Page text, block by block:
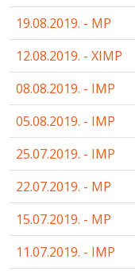
19.08.2019. - MP
12.08.2019. - XIMP
08.08.2019. - IMP
05.08.2019. - IMP
25.07.2019. - IMP
22.07.2019. - MP
15.07.2019. - MP
11.07.2019. - IMP